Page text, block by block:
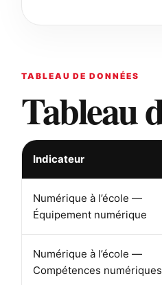
TABLEAU DE DONNÉES
Tableau
Indicateur
Numérique à l’école —
Équipement numérique
Numérique à l’école —
Compétences numériques